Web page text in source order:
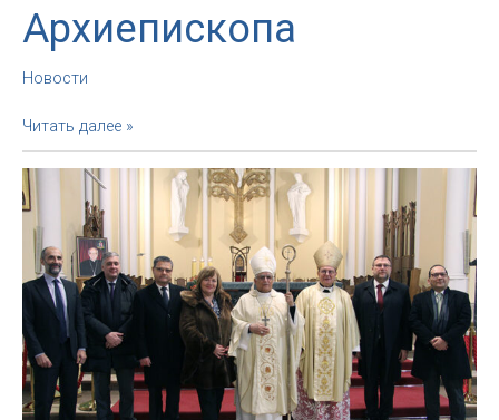
Архиепископа
Новости
Воскресное
благословение
от
Архиепископа
Читать далее »